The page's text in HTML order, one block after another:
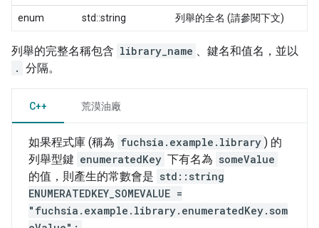
enum std::string 列舉的全名 (請參閱下文)
列舉的完整名稱包含 library_name 、鍵名和值名，並以
. 分隔。
C++ 荒漠油廠
如果程式庫 (稱為 fuchsia.example.library ) 的
列舉型鍵 enumeratedKey 下有名為 someValue
的值，則產生的常數會是 std::string
ENUMERATEDKEY_SOMEVALUE =
"fuchsia.example.library.enumeratedKey.som